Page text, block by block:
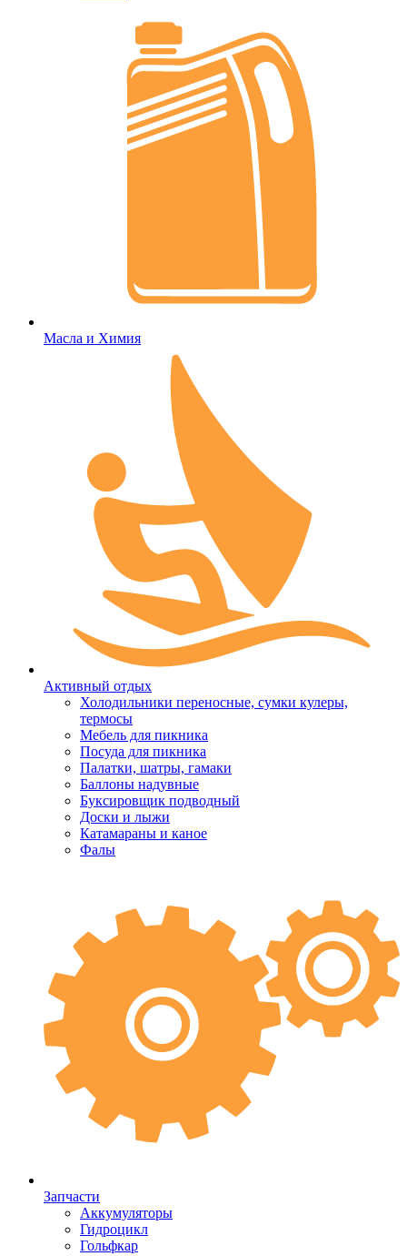
Масла и Химия
Активный отдых
Холодильники переносные, сумки кулеры,
термосы
Мебель для пикника
Посуда для пикника
Палатки, шатры, гамаки
Баллоны надувные
Буксировщик подводный
Доски и лыжи
Катамараны и каное
Фалы
Запчасти
Аккумуляторы
Гидроцикл
Гольфкар